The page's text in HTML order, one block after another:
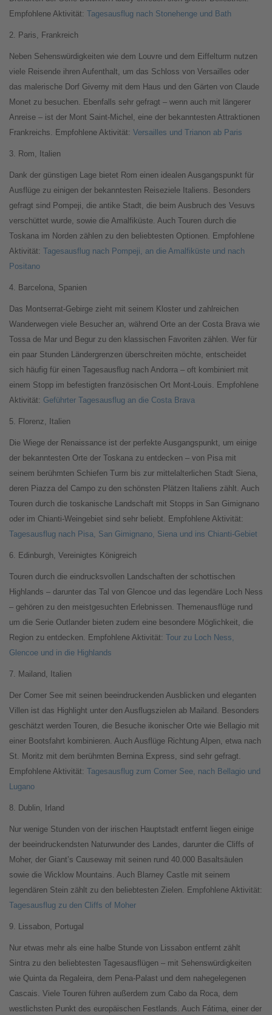
Empfohlene Aktivität: Tagesausflug nach Stonehenge und Bath
2. Paris, Frankreich
Neben Sehenswürdigkeiten wie dem Louvre und dem Eiffelturm nutzen
viele Reisende ihren Aufenthalt, um das Schloss von Versailles oder
das malerische Dorf Giverny mit dem Haus und den Gärten von Claude
Monet zu besuchen. Ebenfalls sehr gefragt – wenn auch mit längerer
Anreise – ist der Mont Saint-Michel, eine der bekanntesten Attraktionen
Frankreichs. Empfohlene Aktivität: Versailles und Trianon ab Paris
3. Rom, Italien
Dank der günstigen Lage bietet Rom einen idealen Ausgangspunkt für
Ausflüge zu einigen der bekanntesten Reiseziele Italiens. Besonders
gefragt sind Pompeji, die antike Stadt, die beim Ausbruch des Vesuvs
verschüttet wurde, sowie die Amalfiküste. Auch Touren durch die
Toskana im Norden zählen zu den beliebtesten Optionen. Empfohlene
Aktivität: Tagesausflug nach Pompeji, an die Amalfiküste und nach
Positano
4. Barcelona, Spanien
Das Montserrat-Gebirge zieht mit seinem Kloster und zahlreichen
Wanderwegen viele Besucher an, während Orte an der Costa Brava wie
Tossa de Mar und Begur zu den klassischen Favoriten zählen. Wer für
ein paar Stunden Ländergrenzen überschreiten möchte, entscheidet
sich häufig für einen Tagesausflug nach Andorra – oft kombiniert mit
einem Stopp im befestigten französischen Ort Mont-Louis. Empfohlene
Aktivität: Geführter Tagesausflug an die Costa Brava
5. Florenz, Italien
Die Wiege der Renaissance ist der perfekte Ausgangspunkt, um einige
der bekanntesten Orte der Toskana zu entdecken – von Pisa mit
seinem berühmten Schiefen Turm bis zur mittelalterlichen Stadt Siena,
deren Piazza del Campo zu den schönsten Plätzen Italiens zählt. Auch
Touren durch die toskanische Landschaft mit Stopps in San Gimignano
oder im Chianti-Weingebiet sind sehr beliebt. Empfohlene Aktivität:
Tagesausflug nach Pisa, San Gimignano, Siena und ins Chianti-Gebiet
6. Edinburgh, Vereinigtes Königreich
Touren durch die eindrucksvollen Landschaften der schottischen
Highlands – darunter das Tal von Glencoe und das legendäre Loch Ness
– gehören zu den meistgesuchten Erlebnissen. Themenausflüge rund
um die Serie Outlander bieten zudem eine besondere Möglichkeit, die
Region zu entdecken. Empfohlene Aktivität: Tour zu Loch Ness,
Glencoe und in die Highlands
7. Mailand, Italien
Der Comer See mit seinen beeindruckenden Ausblicken und eleganten
Villen ist das Highlight unter den Ausflugszielen ab Mailand. Besonders
geschätzt werden Touren, die Besuche ikonischer Orte wie Bellagio mit
einer Bootsfahrt kombinieren. Auch Ausflüge Richtung Alpen, etwa nach
St. Moritz mit dem berühmten Bernina Express, sind sehr gefragt.
Empfohlene Aktivität: Tagesausflug zum Comer See, nach Bellagio und
Lugano
8. Dublin, Irland
Nur wenige Stunden von der irischen Hauptstadt entfernt liegen einige
der beeindruckendsten Naturwunder des Landes, darunter die Cliffs of
Moher, der Giant’s Causeway mit seinen rund 40.000 Basaltsäulen
sowie die Wicklow Mountains. Auch Blarney Castle mit seinem
legendären Stein zählt zu den beliebtesten Zielen. Empfohlene Aktivität:
Tagesausflug zu den Cliffs of Moher
9. Lissabon, Portugal
Nur etwas mehr als eine halbe Stunde von Lissabon entfernt zählt
Sintra zu den beliebtesten Tagesausflügen – mit Sehenswürdigkeiten
wie Quinta da Regaleira, dem Pena-Palast und dem nahegelegenen
Cascais. Viele Touren führen außerdem zum Cabo da Roca, dem
westlichsten Punkt des europäischen Festlands. Auch Fátima, einer der